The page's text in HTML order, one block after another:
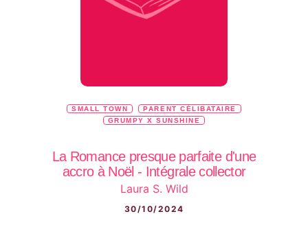
SMALL TOWN
PARENT CÉLIBATAIRE
GRUMPY X SUNSHINE
La Romance presque parfaite d'une
accro à Noël - Intégrale collector
Laura S. Wild
30/10/2024